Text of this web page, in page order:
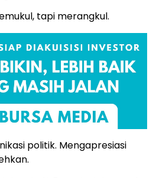
tapi merangkul.
politik. Mengapresiasi